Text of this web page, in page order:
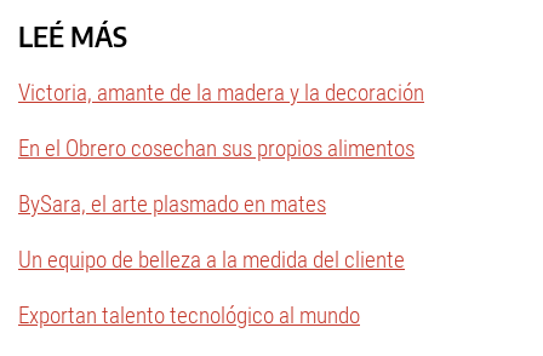
LEÉ MÁS
Victoria, amante de la madera y la decoración
En el Obrero cosechan sus propios alimentos
BySara, el arte plasmado en mates
Un equipo de belleza a la medida del cliente
Exportan talento tecnológico al mundo